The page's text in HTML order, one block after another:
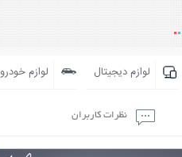
لوازم دیجیتال لوازم خودرو
نظرات کاربران